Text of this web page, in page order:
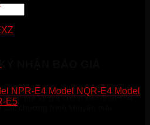
tin chính xác, chúng tôi sẽ liên hệ
miễn phí và giá chính xác nhất cho
chương trình khuyến mãi
NPR-E4 Model NQR-E4 Model
E5